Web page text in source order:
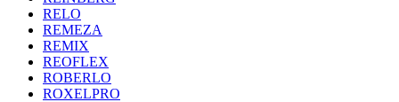
RELO
REMEZA
REMIX
REOFLEX
ROBERLO
ROXELPRO